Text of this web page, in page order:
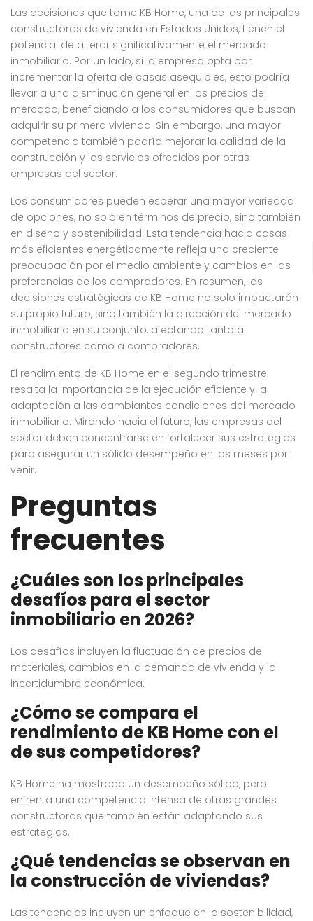
Las decisiones que tome KB Home, una de las principales
constructoras de vivienda en Estados Unidos, tienen el
potencial de alterar significativamente el mercado
inmobiliario. Por un lado, si la empresa opta por
incrementar la oferta de casas asequibles, esto podría
llevar a una disminución general en los precios del
mercado, beneficiando a los consumidores que buscan
adquirir su primera vivienda. Sin embargo, una mayor
competencia también podría mejorar la calidad de la
construcción y los servicios ofrecidos por otras
empresas del sector.
Los consumidores pueden esperar una mayor variedad
de opciones, no solo en términos de precio, sino también
en diseño y sostenibilidad. Esta tendencia hacia casas
más eficientes energéticamente refleja una creciente
preocupación por el medio ambiente y cambios en las
preferencias de los compradores. En resumen, las
decisiones estratégicas de KB Home no solo impactarán
su propio futuro, sino también la dirección del mercado
inmobiliario en su conjunto, afectando tanto a
constructores como a compradores.
El rendimiento de KB Home en el segundo trimestre
resalta la importancia de la ejecución eficiente y la
adaptación a las cambiantes condiciones del mercado
inmobiliario. Mirando hacia el futuro, las empresas del
sector deben concentrarse en fortalecer sus estrategias
para asegurar un sólido desempeño en los meses por
venir.
Preguntas
frecuentes
¿Cuáles son los principales
desafíos para el sector
inmobiliario en 2026?
Los desafíos incluyen la fluctuación de precios de
materiales, cambios en la demanda de vivienda y la
incertidumbre económica.
¿Cómo se compara el
rendimiento de KB Home con el
de sus competidores?
KB Home ha mostrado un desempeño sólido, pero
enfrenta una competencia intensa de otras grandes
constructoras que también están adaptando sus
estrategias.
¿Qué tendencias se observan en
la construcción de viviendas?
Las tendencias incluyen un enfoque en la sostenibilidad,